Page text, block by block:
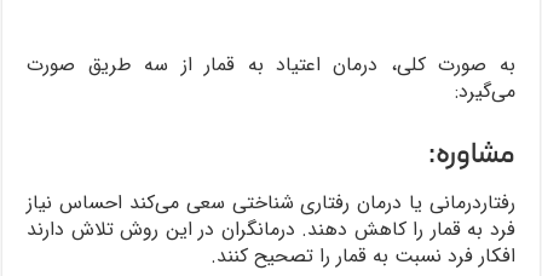
به صورت کلی، درمان اعتیاد به قمار از سه طریق صورت
می‌گیرد:
مشاوره:
رفتاردرمانی یا درمان رفتاری شناختی سعی می‌کند احساس نیاز
فرد به قمار را کاهش دهند. درمانگران در این روش تلاش دارند
افکار فرد نسبت به قمار را تصحیح کنند.